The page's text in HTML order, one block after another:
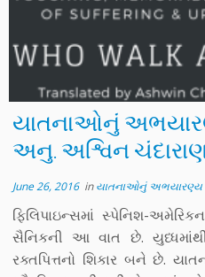
યાતનાઓનું
અનુ. અશ્વિન
June 26, 2016inયાતનાઓનું અભયારણ્ય
ફિલિપાઇન્સમાં સ્પેનિશ-
સૈનિકની આ વાત છે.
રક્તપિત્તનો શિકાર બને છે.